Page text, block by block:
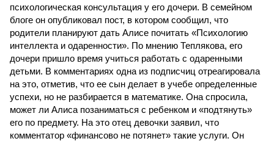
психологическая консультация у его дочери. В семейном
блоге он опубликовал пост, в котором сообщил, что
родители планируют дать Алисе почитать «Психологию
интеллекта и одаренности». По мнению Теплякова, его
дочери пришло время учиться работать с одаренными
детьми. В комментариях одна из подписчиц отреагировала
на это, отметив, что ее сын делает в учебе определенные
успехи, но не разбирается в математике. Она спросила,
может ли Алиса позаниматься с ребенком и «подтянуть»
его по предмету. На это отец девочки заявил, что
комментатор «финансово не потянет» такие услуги. Он